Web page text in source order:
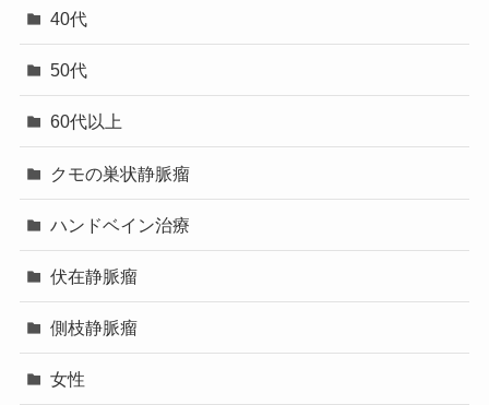
40代
50代
60代以上
クモの巣状静脈瘤
ハンドベイン治療
伏在静脈瘤
側枝静脈瘤
女性